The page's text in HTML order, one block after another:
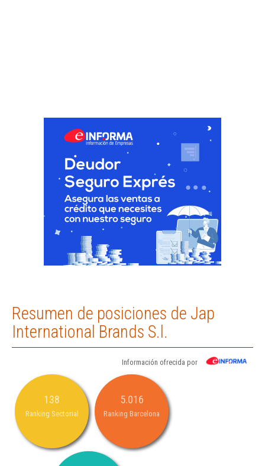
Resumen de posiciones de Jap
International Brands S.l.
Información ofrecida por
138
Ranking Sectorial
5.016
Ranking Barcelona